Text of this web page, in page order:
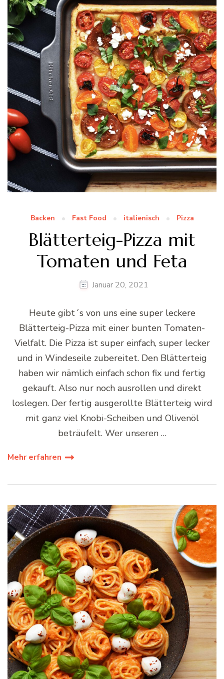
Backen Fast Food italienisch Pizza
Blätterteig-Pizza mit
Tomaten und Feta
Januar 20, 2021
Heute gibt´s von uns eine super leckere
Blätterteig-Pizza mit einer bunten Tomaten-
Vielfalt. Die Pizza ist super einfach, super lecker
und in Windeseile zubereitet. Den Blätterteig
haben wir nämlich einfach schon fix und fertig
gekauft. Also nur noch ausrollen und direkt
loslegen. Der fertig ausgerollte Blätterteig wird
mit ganz viel Knobi-Scheiben und Olivenöl
beträufelt. Wer unseren …
Mehr erfahren